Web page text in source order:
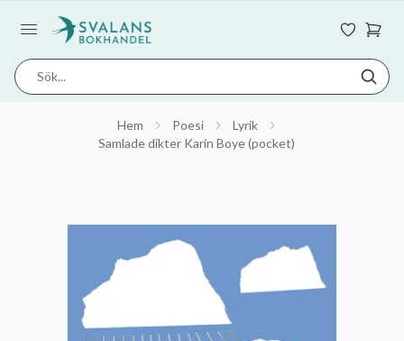
Hem Poesi
Lyrik
Samlade dikter Karin Boye (pocket)